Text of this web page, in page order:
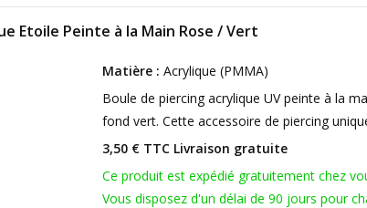
Etoile Peinte à la Main Rose / Vert
Matière : Acrylique (PMMA)
Boule de piercing acrylique UV peinte à la
fond vert. Cette accessoire de piercing
3,50 € TTC Livraison gratuite
Ce produit est expédié gratuitement chez
Vous disposez d'un délai de 90 jours pour